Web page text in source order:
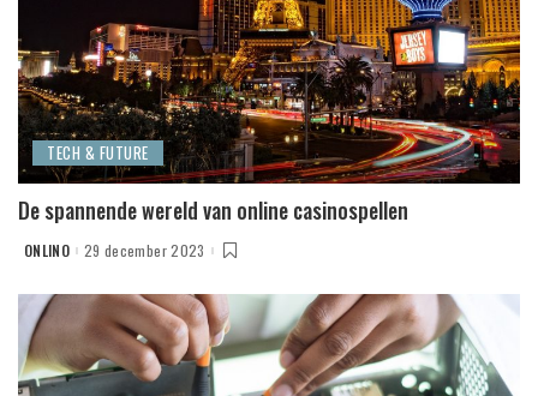
TECH & FUTURE
De spannende wereld van online casinospellen
POSTED
ONLINO 29 december 2023